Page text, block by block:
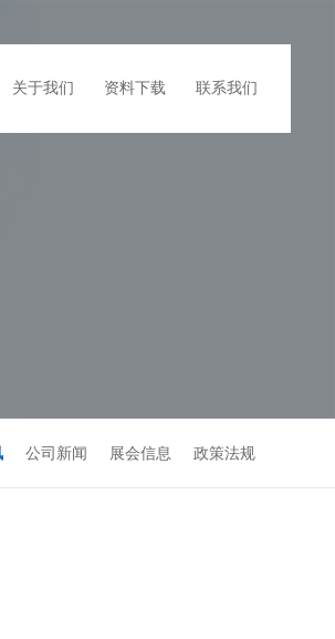
关于我们 资料下载 联系我们
公司新闻 展会信息 政策法规